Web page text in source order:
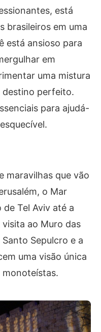
está
brasileiros em uma
está ansioso para
em
uma mistura
destino perfeito.
para ajudá-
maravilhas que vão
o Mar
Tel Aviv até a
ao Muro das
Sepulcro e a
uma visão única
monoteístas.